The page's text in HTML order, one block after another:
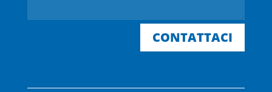
CONTATTACI